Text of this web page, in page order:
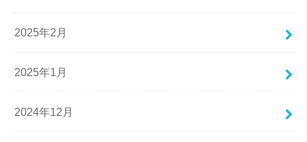
2025年2月
2025年1月
2024年12月